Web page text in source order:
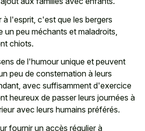
à l'esprit, c'est que les bergers
un peu méchants et maladroits,
chiots.
de l'humour unique et peuvent
peu de consternation à leurs
avec suffisamment d'exercice
heureux de passer leurs journées à
avec leurs humains préférés.
fournir un accès régulier à